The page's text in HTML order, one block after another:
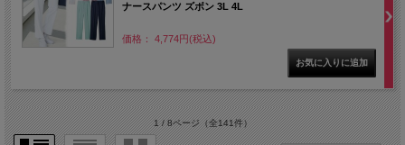
ナースパンツ ズボン 3L 4L
価格： 4,774円(税込)
1 / 8ページ（全141件）